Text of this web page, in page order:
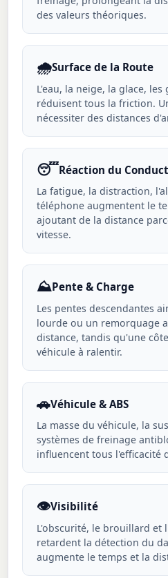
des valeurs théoriques.
🌧️Surface de la Route
L'eau, la neige, la glace,
réduisent tous la friction.
nécessiter des distances
😴Réaction du
La fatigue, la distraction,
téléphone augmentent le
ajoutant de la distance
vitesse.
⛰️Pente & Charge
Les pentes descendantes
lourde ou un remorquage
distance, tandis qu'une
véhicule à ralentir.
🚗Véhicule & ABS
La masse du véhicule, la
systèmes de freinage
influencent tous l'efficacité
👁️Visibilité
L'obscurité, le brouillard et
retardent la détection du
augmente le temps et la